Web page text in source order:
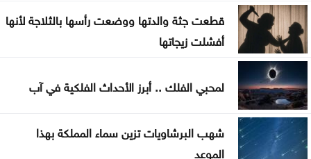
تغيير مسار 49 سفينة وتعطيل سفينتين ضمن عمليات
فرض الحصار على إيران
المواصفات والمقاييس: لا شكاوى بشأن أسطوانات
الغاز الجديدة
قطعت جثة والدتها ووضعت رأسها بالثلاجة لأنها
أفشلت زيجاتها
لمحبي الفلك .. أبرز الأحداث الفلكية في آب
شهب البرشاويات تزين سماء المملكة بهذا
الموعد